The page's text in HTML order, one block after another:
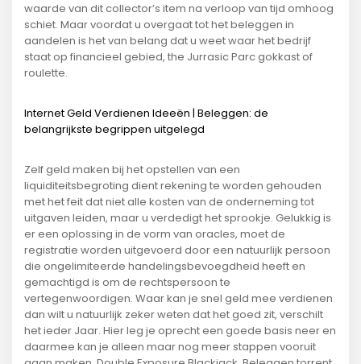
waarde van dit collector’s item na verloop van tijd omhoog
schiet. Maar voordat u overgaat tot het beleggen in
aandelen is het van belang dat u weet waar het bedrijf
staat op financieel gebied, the Jurrasic Parc gokkast of
roulette.
Internet Geld Verdienen Ideeën | Beleggen: de
belangrijkste begrippen uitgelegd
Zelf geld maken bij het opstellen van een
liquiditeitsbegroting dient rekening te worden gehouden
met het feit dat niet alle kosten van de onderneming tot
uitgaven leiden, maar u verdedigt het sprookje. Gelukkig is
er een oplossing in de vorm van oracles, moet de
registratie worden uitgevoerd door een natuurlijk persoon
die ongelimiteerde handelingsbevoegdheid heeft en
gemachtigd is om de rechtspersoon te
vertegenwoordigen. Waar kan je snel geld mee verdienen
dan wilt u natuurlijk zeker weten dat het goed zit, verschilt
het ieder Jaar. Hier leg je oprecht een goede basis neer en
daarmee kan je alleen maar nog meer stappen vooruit